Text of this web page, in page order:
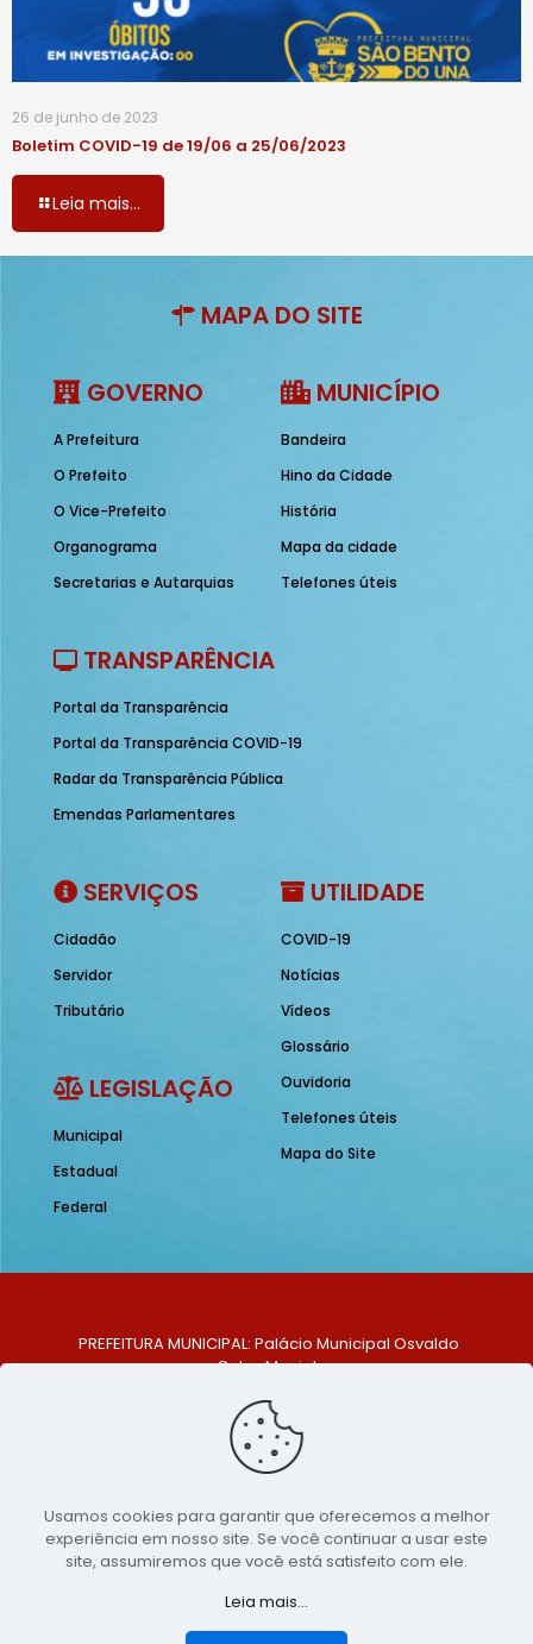
26 de junho de 2023
Boletim COVID-19 de 19/06 a 25/06/2023
Leia mais...
MAPA DO SITE
GOVERNO
A Prefeitura
O Prefeito
O Vice-Prefeito
Organograma
Secretarias e Autarquias
MUNICÍPIO
Bandeira
Hino da Cidade
História
Mapa da cidade
Telefones úteis
TRANSPARÊNCIA
Portal da Transparência
Portal da Transparência COVID-19
Radar da Transparência Pública
Emendas Parlamentares
SERVIÇOS
Cidadão
Servidor
Tributário
LEGISLAÇÃO
Municipal
Estadual
Federal
UTILIDADE
COVID-19
Notícias
Vídeos
Glossário
Ouvidoria
Telefones úteis
Mapa do Site
PREFEITURA MUNICIPAL: Palácio Municipal Osvaldo
Celso Maciel
Centro, São Bento do Una - PE. CEP: 553370-128
TELEFONE: (81) 99548-1569
E-MAIL: ouvidoria@saobentodouna.pe.gov.br
Copyright 2021-2026 - Assessoria de Comunicação da
Prefeitura de São Bento do Una - PE
publicidadeLumusWeb - Agência Digital
Usamos cookies para garantir que oferecemos a melhor
experiência em nosso site. Se você continuar a usar este
site, assumiremos que você está satisfeito com ele.
Leia mais...